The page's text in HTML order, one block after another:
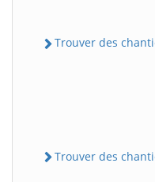
Trouver des
Trouver des